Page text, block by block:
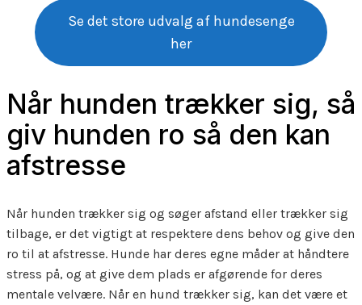
Se det store udvalg af hundesenge
her
Når hunden trækker sig, så
giv hunden ro så den kan
afstresse
Når hunden trækker sig og søger afstand eller trækker sig
tilbage, er det vigtigt at respektere dens behov og give den
ro til at afstresse. Hunde har deres egne måder at håndtere
stress på, og at give dem plads er afgørende for deres
mentale velvære. Når en hund trækker sig, kan det være et